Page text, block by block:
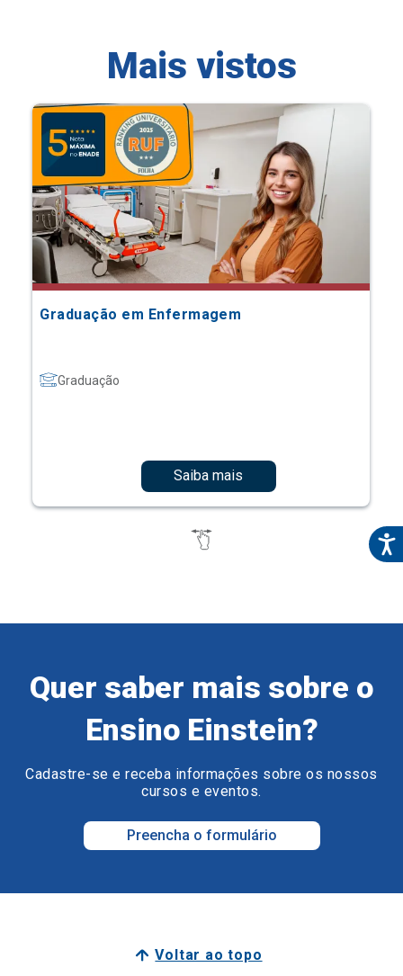
Mais vistos
Graduação em Enfermagem
Graduação
Saiba mais
Quer saber mais sobre o
Ensino Einstein?
Cadastre-se e receba informações sobre os nossos
cursos e eventos.
Preencha o formulário
Voltar ao topo